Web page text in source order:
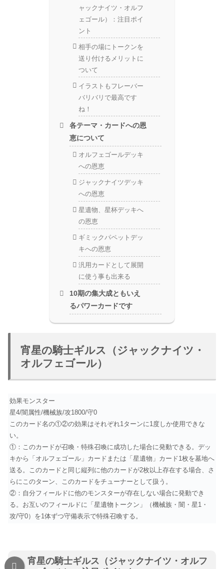
ャックナイツ・オルフ
ェゴール）：注目ポイ
ント
相手の場にトークンを
送り付けるメリットに
ついて
イラストもフレーバー
バリバリで最高です
ね！
各テーマ・カードへの恩
恵について
オルフェゴールデッキ
への恩恵
ジャックナイツデッキ
への恩恵
星遺物、星杯デッキへ
の恩恵
ギミックパペットデッ
キへの恩恵
汎用カードとして展開
に使う事も出来る
10期の集大成ともいえ
るパワーカードです
宵星の騎士ギルス（ジャックナイツ・
オルフェゴール）
効果モンスター
星4/闇属性/機械族/攻1800/守0
このカード名の①②の効果はそれぞれ1ターンに1度しか使用できな
い。
①：このカードが召喚・特殊召喚に成功した場合に発動できる。デッ
キから「オルフェゴール」カードまたは「星遺物」カード1枚を墓地へ
送る。このカードと同じ縦列に他のカードが2枚以上存在する場合、さ
らにこのターン、このカードをチューナーとして扱う。
②：自分フィールドに他のモンスターが存在しない場合に発動でき
る。お互いのフィールドに「星遺物トークン」（機械族・闇・星1・
攻/守0）を1体ずつ守備表示で特殊召喚する。
宵星の騎士ギルス（ジャックナイツ・オルフ